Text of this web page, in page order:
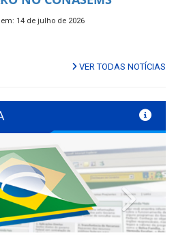
14 de julho de 2026
VER TODAS NOTÍCIAS
Next